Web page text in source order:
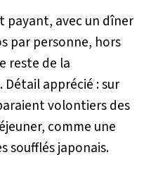
payant, avec un dîner
par personne, hors
reste de la
apprécié : sur
volontiers des
comme une
soufflés japonais.